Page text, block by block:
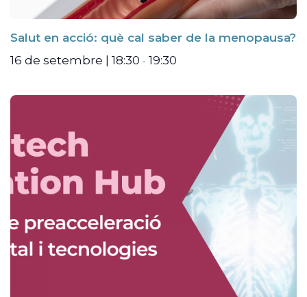
Salut en acció: què cal saber de la menopausa?
16 de setembre | 18:30 - 19:30